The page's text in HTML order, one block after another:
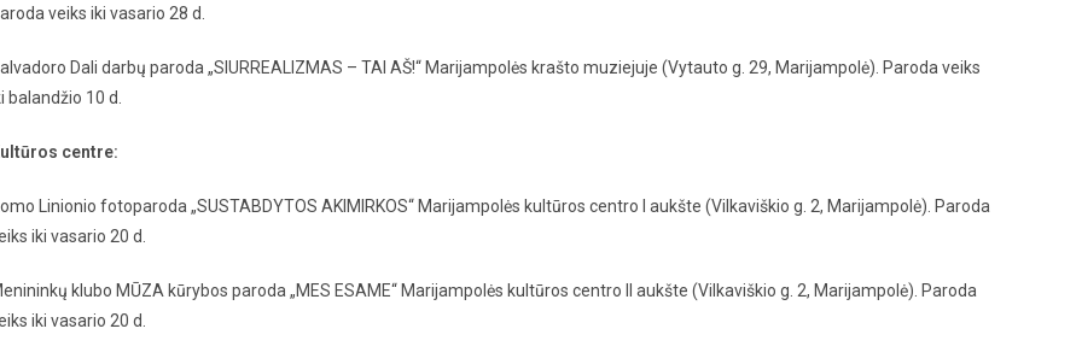
veiks iki vasario 28 d.
Dali darbų paroda „SIURREALIZMAS – TAI AŠ!“ Marijampolės krašto muziejuje (Vytauto g. 29, Marijampolė). Paroda veiks
balandžio 10 d.
centre:
Linionio fotoparoda „SUSTABDYTOS AKIMIRKOS“ Marijampolės kultūros centro I aukšte (Vilkaviškio g. 2, Marijampolė). Paroda
iki vasario 20 d.
klubo MŪZA kūrybos paroda „MES ESAME“ Marijampolės kultūros centro II aukšte (Vilkaviškio g. 2, Marijampolė). Paroda
iki vasario 20 d.